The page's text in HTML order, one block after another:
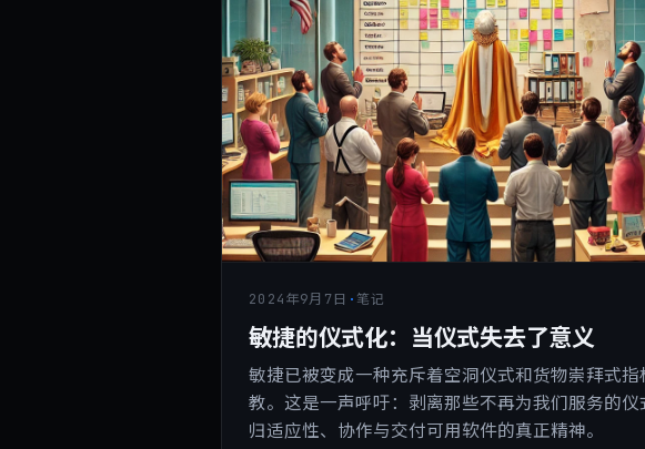
2024年9月7日 · 笔记
敏捷的仪式化：当仪式失去了意义
敏捷已被变成一种充斥着空洞仪式和货物崇拜式指
教。这是一声呼吁：剥离那些不再为我们服务的仪
归适应性、协作与交付可用软件的真正精神。